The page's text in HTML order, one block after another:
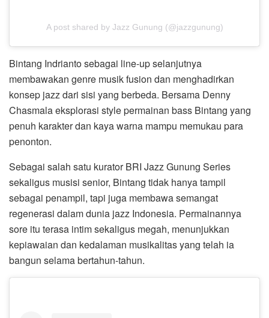
A post shared by Jazz Gunung (@jazzgunung)
Bintang Indrianto sebagai line-up selanjutnya
membawakan genre musik fusion dan menghadirkan
konsep jazz dari sisi yang berbeda. Bersama Denny
Chasmala eksplorasi style permainan bass Bintang yang
penuh karakter dan kaya warna mampu memukau para
penonton.
Sebagai salah satu kurator BRI Jazz Gunung Series
sekaligus musisi senior, Bintang tidak hanya tampil
sebagai penampil, tapi juga membawa semangat
regenerasi dalam dunia jazz Indonesia. Permainannya
sore itu terasa intim sekaligus megah, menunjukkan
kepiawaian dan kedalaman musikalitas yang telah ia
bangun selama bertahun-tahun.